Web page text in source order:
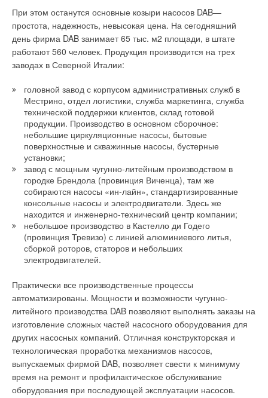
При этом останутся основные козыри насосов DAB—
простота, надежность, невысокая цена. На сегодняшний
день фирма DAB занимает 65 тыс. м2 площади, в штате
работают 560 человек. Продукция производится на трех
заводах в Северной Италии:
головной завод с корпусом административных служб в
Местрино, отдел логистики, служба маркетинга, служба
технической поддержки клиентов, склад готовой
продукции. Производство в основном сборочное:
небольшие циркуляционные насосы, бытовые
поверхностные и скважинные насосы, бустерные
установки;
завод с мощным чугунно-литейным производством в
городке Брендола (провинция Виченца), там же
собираются насосы «ин-лайн», стандартизированные
консольные насосы и электродвигатели. Здесь же
находится и инженерно-технический центр компании;
небольшое производство в Кастелло ди Годего
(провинция Тревизо) с линией алюминиевого литья,
сборкой роторов, статоров и небольших
электродвигателей.
Практически все производственные процессы
автоматизированы. Мощности и возможности чугунно-
литейного производства DAB позволяют выполнять заказы на
изготовление сложных частей насосного оборудования для
других насосных компаний. Отличная конструкторская и
технологическая проработка механизмов насосов,
выпускаемых фирмой DAB, позволяет свести к минимуму
время на ремонт и профилактическое обслуживание
оборудования при последующей эксплуатации насосов.
или железнодорожным транспортом, полностью
укомплектовано и готово к работе. Область применения — от
обогрева складов, цехов, ангаров, торговых комплексов,
сельскохозяйственных помещений или стройплощадок, до
обеспечения теплом мест катастроф, чрезвычайных
Серии P и PX — это мобильные теплогенераторы (10–140
кВт), использующие в качестве топлива сжиженный
(баллонный) газ пропан-бутан. Отличаются высокой
производительностью обогрева (эффективность работы 100
%), но при этом небольшим весом и невысокой стоимостью.
Они просты в эксплуатации и обслуживании.
Обогреватели оснащены камерой сгорания из нержавеющей
стали и пьезорозжигом, а модели РХ— автоматическим
розжигом и возможностью подключения выносного
термостата. Данное оборудование применяется для
обогрева складских, производственных и
сельскохозяйственных помещений, животноводческих ферм
обогрева и сушки объектов в строительстве.
Младшие модели этой серии P10 и Р10VA мощностью 11 кВт
(габариты — 432229 см, вес — 5 кг) идеально подходят
для обогрева частных гаражей, дачных построек и
небольших теплиц. В моделях с маркировкой VA из
нержавеющей стали выполнены как камера сгорания, так и
корпус.
сухим даже в сырую погоду. В серии представлены модели
мощностью от 3 до 14 кВт. При этом вес Portier Basic deluxe в
среднем на 15 % меньше, чем уих предшественников из
серии ScreenMaster LG.
возможность поворота воздушного потока на необходимый
угол. Это позволяет максимально эффективно защищать
дверные проемы при сильном ветре или работе
вентиляционных систем, создающих перепад давлений
внутри и снаружи здания.
Для завес серии Portier Basic deluxe предусмотрен
дистанционный пульт, позволяющий ступенчато
регулировать мощность подогрева воздуха и скорость
воздушного потока. Один пуль управления может
регулировать работу до четырех завес.
Снижение потребления электроэнергии завесами в
несколько раз может быть реализовано при подключении
потребление мощности на нагрев воздушной струи для
достижения комфортной температуры в придверном
пространстве и при непрерывной прокачке воздуха.
>>>Также читайте по темеТепловые завесы: принцип действия,
характеристики, обзор рынка
Читайте по теме: